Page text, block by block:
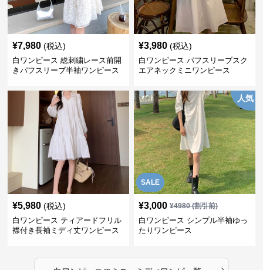
¥7,980 (税込)
白ワンピース 総刺繍レース前開
きパフスリーブ半袖ワンピース
¥3,980 (税込)
白ワンピース パフスリーブスク
エアネックミニワンピース
¥5,980 (税込)
白ワンピース ティアードフリル
襟付き長袖ミディ丈ワンピース
SALE
人気
¥3,000 ¥4980(割引前)
白ワンピース シンプル半袖ゆっ
たりワンピース